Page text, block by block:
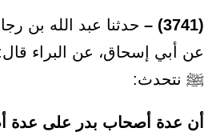
(3741) –
حدثنا عبد الله بن
عن أبي إسحاق، عن البراء
ﷺ نتحدث:
أن عدة أصحاب بدر على عدة